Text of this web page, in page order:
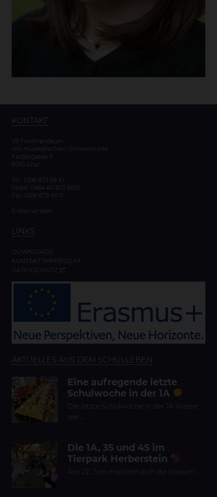
KONTAKT
VS Ferdinandeum
mit musikalischem Schwerpunkt
Färbergasse 11
8010 Graz
Tel.: 0316 872 69 10
Mobil: 0664 60 872 6910
Fax: 0316 872 69 11
E-Mail senden
LINKS
DOWNLOADS
KONTAKT/IMPRESSUM
DATENSCHUTZ
AKTUELLES AUS DEM SCHULLEBEN
Eine aufregende letzte
Schulwoche in der 1A
Die letzte Schulwoche in der 1A-Klasse
war…
Die 1A, 3S und 4S im
Tierpark Herberstein
Am 22. Juni machten sich die Klassen…